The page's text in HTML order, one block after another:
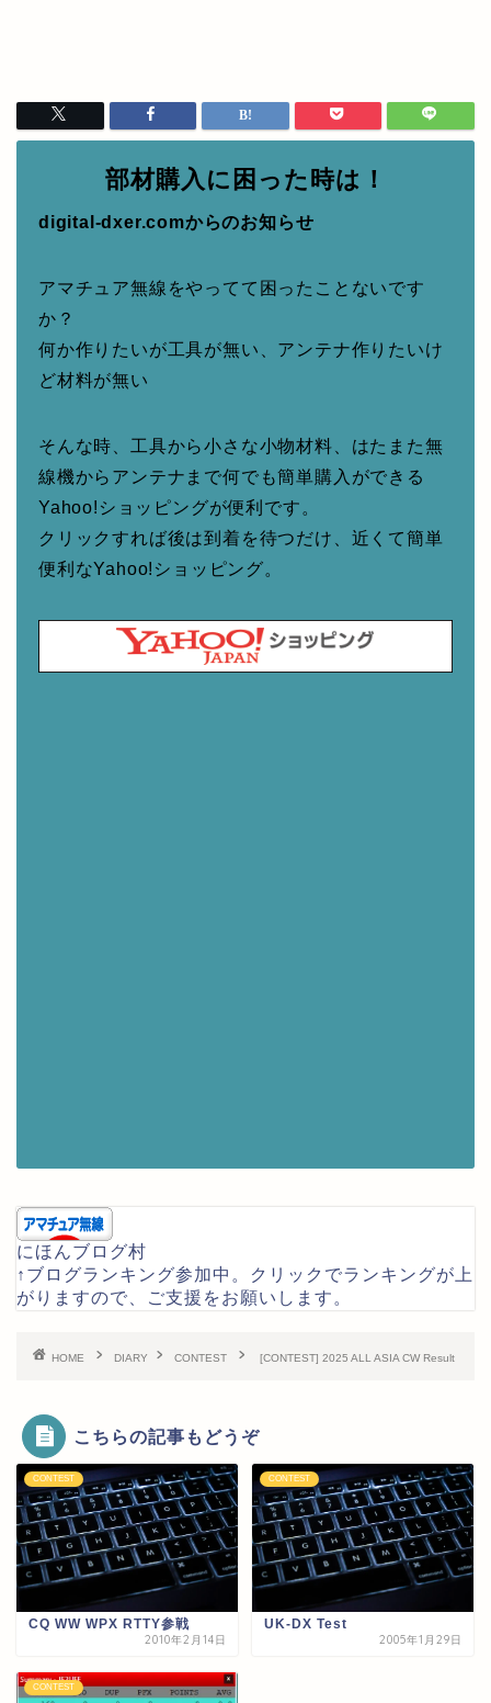
部材購入に困った時は！
digital-dxer.comからのお知らせ
アマチュア無線をやってて困ったことないです
か？
何か作りたいが工具が無い、アンテナ作りたいけ
ど材料が無い
そんな時、工具から小さな小物材料、はたまた無
線機からアンテナまで何でも簡単購入ができる
Yahoo!ショッピングが便利です。
クリックすれば後は到着を待つだけ、近くて簡単
便利なYahoo!ショッピング。
にほんブログ村
↑ブログランキング参加中。クリックでランキングが上
がりますので、ご支援をお願いします。
HOME DIARY CONTEST [CONTEST] 2025 ALL ASIA CW Result
こちらの記事もどうぞ
CONTEST
CQ WW WPX RTTY参戦
2010年2月14日
CONTEST
UK-DX Test
2005年1月29日
CONTEST